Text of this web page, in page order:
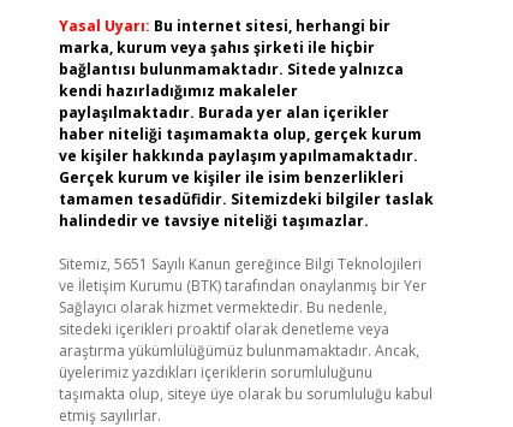
Yasal Uyarı: Bu internet sitesi, herhangi bir
marka, kurum veya şahıs şirketi ile hiçbir
bağlantısı bulunmamaktadır. Sitede yalnızca
kendi hazırladığımız makaleler
paylaşılmaktadır. Burada yer alan içerikler
haber niteliği taşımamakta olup, gerçek kurum
ve kişiler hakkında paylaşım yapılmamaktadır.
Gerçek kurum ve kişiler ile isim benzerlikleri
tamamen tesadüfidir. Sitemizdeki bilgiler taslak
halindedir ve tavsiye niteliği taşımazlar.
Sitemiz, 5651 Sayılı Kanun gereğince Bilgi Teknolojileri
ve İletişim Kurumu (BTK) tarafından onaylanmış bir Yer
Sağlayıcı olarak hizmet vermektedir. Bu nedenle,
sitedeki içerikleri proaktif olarak denetleme veya
araştırma yükümlülüğümüz bulunmamaktadır. Ancak,
üyelerimiz yazdıkları içeriklerin sorumluluğunu
taşımakta olup, siteye üye olarak bu sorumluluğu kabul
etmiş sayılırlar.